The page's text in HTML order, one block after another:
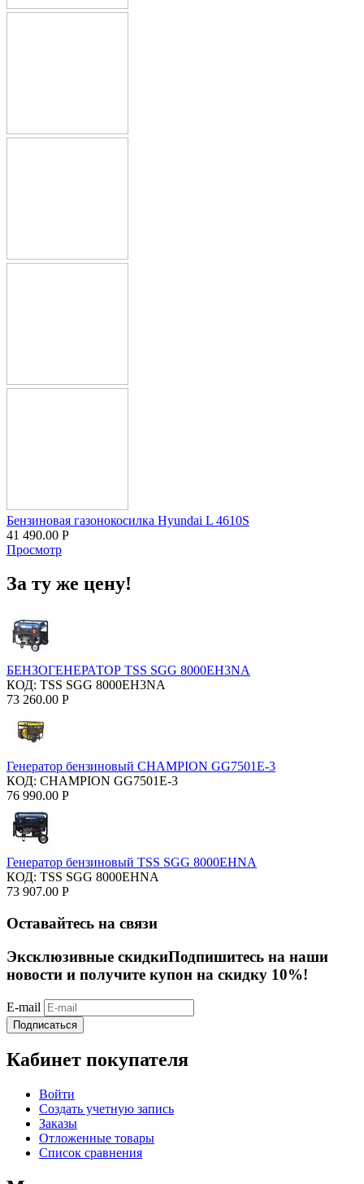
Бензиновая газонокосилка Hyundai L 4610S
41 490.00 Р
Просмотр
За ту же цену!
БЕНЗОГЕНЕРАТОР TSS SGG 8000EH3NA
КОД: TSS SGG 8000EH3NA
73 260.00 Р
Генератор бензиновый CHAMPION GG7501E-3
КОД: CHAMPION GG7501E-3
76 990.00 Р
Генератор бензиновый TSS SGG 8000EHNA
КОД: TSS SGG 8000EHNA
73 907.00 Р
Оставайтесь на связи
Эксклюзивные скидкиПодпишитесь на наши
новости и получите купон на скидку 10%!
E-mail
Подписаться
Кабинет покупателя
Войти
Создать учетную запись
Заказы
Отложенные товары
Список сравнения